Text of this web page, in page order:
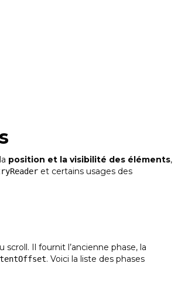
position et la visibilité des éléments,
et certains usages des
Il fournit l’ancienne phase, la
. Voici la liste des phases